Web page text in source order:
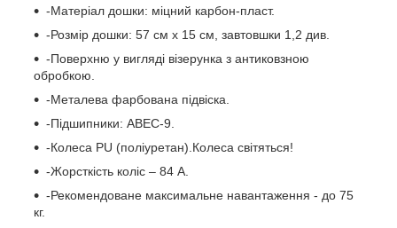
-Матеріал дошки: міцний карбон-пласт.
-Розмір дошки: 57 см х 15 см, завтовшки 1,2 див.
-Поверхню у вигляді візерунка з антиковзною
обробкою.
-Металева фарбована підвіска.
-Підшипники: ABEC-9.
-Колеса PU (поліуретан).Колеса світяться!
-Жорсткість коліс – 84 А.
-Рекомендоване максимальне навантаження - до 75
кг.